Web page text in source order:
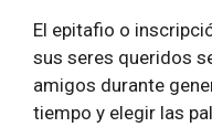
El epitafio o
sus seres queridos
amigos durante
tiempo y elegir las